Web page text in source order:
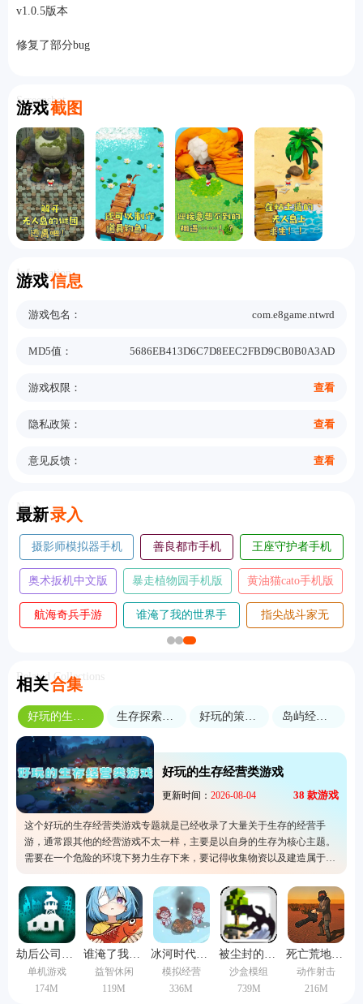
v1.0.5版本
修复了部分bug
游戏截图
Screenshot
游戏信息
Information
游戏包名： com.e8game.ntwrd
MD5值： 5686EB413D6C7D8EEC2FBD9CB0B0A3AD
游戏权限： 查看
隐私政策： 查看
意见反馈： 查看
最新录入
New
摄影师模拟器手机
版
善良都市手机
版
王座守护者手机
版
奥术扳机中文版
暴走植物园手机版 黄油猫cato手机版
航海奇兵手游
谁淹了我的世界手
机版
指尖战斗家无
相关合集
Related Collections
好玩的生存经营类游戏 生存探索类手机游戏 好玩的策略生存游戏 岛屿经营游戏合集
好玩的生存经营类游戏
更新时间： 2026-08-04 38 款游戏
这个好玩的生存经营类游戏专题就是已经收录了大量关于生存的经营手
游，通常跟其他的经营游戏不太一样，主要是以自身的生存为核心主题。
需要在一个危险的环境下努力生存下来，要记得收集物资以及建造属于自
己的避难所或者小屋。所以整体的玩法自由度会很高，而且也更加有挑战
性，有兴趣就快选择一个适合自己的。
劫后公司手机版
单机游戏
174M
谁淹了我的世界手机版
益智休闲
119M
冰河时代生存大亨
模拟经营
336M
被尘封的故事单机版
沙盒模组
739M
死亡荒地生存联机版
动作射击
216M